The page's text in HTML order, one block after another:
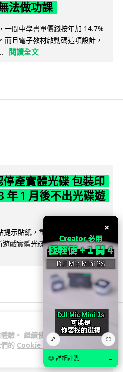
驗。 繼續使用
的 Cookie 政
法做功課
一間中學書單價錢按年加 14.7%
而且電子教材啟動碼這項設計，
閱讀全文
產實體光碟 包裝印
年 1 月後不出光碟遊
示貼紙，重申官方 7 月已公布
戲實體光碟。分析師預期 PS6
×
🎵 ⛶
📖 詳細評測 →